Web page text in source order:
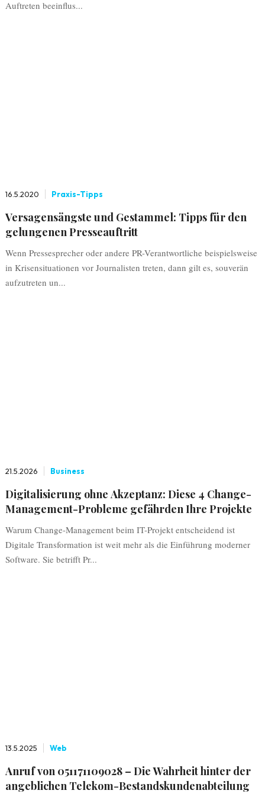
Auftreten beeinflus...
16.5.2020 Praxis-Tipps
Versagensängste und Gestammel: Tipps für den
gelungenen Presseauftritt
Wenn Pressesprecher oder andere PR-Verantwortliche beispielsweise
in Krisensituationen vor Journalisten treten, dann gilt es, souverän
aufzutreten un...
21.5.2026 Business
Digitalisierung ohne Akzeptanz: Diese 4 Change-
Management-Probleme gefährden Ihre Projekte
Warum Change-Management beim IT-Projekt entscheidend ist
Digitale Transformation ist weit mehr als die Einführung moderner
Software. Sie betrifft Pr...
13.5.2025 Web
Anruf von 051171109028 – Die Wahrheit hinter der
angeblichen Telekom-Bestandskundenabteilung